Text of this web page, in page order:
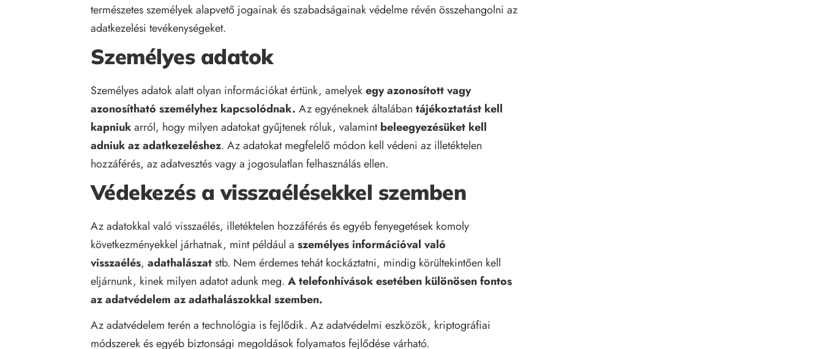
természetes személyek alapvető jogainak és szabadságainak védelme révén összehangolni az
adatkezelési tevékenységeket.
Személyes adatok
Személyes adatok alatt olyan információkat értünk, amelyekegy azonosított vagy
azonosítható személyhez kapcsolódnak. Az egyéneknek általában tájékoztatást kell
kapniukarról, hogy milyen adatokat gyűjtenek róluk, valamintbeleegyezésüket kell
adniuk az adatkezeléshez. Az adatokat megfelelő módon kell védeni az illetéktelen
hozzáférés, az adatvesztés vagy a jogosulatlan felhasználás ellen.
Védekezés a visszaélésekkel szemben
Az adatokkal való visszaélés, illetéktelen hozzáférés és egyéb fenyegetések komoly
következményekkel járhatnak, mint például a személyes információval való
visszaélés, adathalászatstb. Nem érdemes tehát kockáztatni, mindig körültekintően kell
eljárnunk, kinek milyen adatot adunk meg. A telefonhívások esetében különösen fontos
az adatvédelem az adathalászokkal szemben.
Az adatvédelem terén a technológia is fejlődik. Az adatvédelmi eszközök, kriptográfiai
módszerek és egyéb biztonsági megoldások folyamatos fejlődése várható.